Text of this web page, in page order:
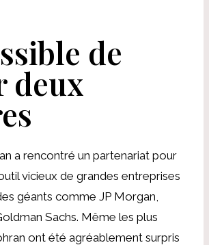
de
deux
a rencontré un partenariat pour
vicieux de grandes entreprises
géants comme JP Morgan,
Sachs. Même les plus
ont été agréablement surpris